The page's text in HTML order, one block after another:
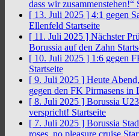
dass wir zusammenstehen!“
[ 13. Juli 2025 ] 4:1 gegen
Ellenfeld Startseite
[ 11. Juli 2025 ] Nächster
Borussia auf den Zahn
[ 10. Juli 2025 ] 1:6 gegen
Startseite
[ 9. Juli 2025 ] Heute
gegen den FK Pirmasens in
[ 8. Juli 2025 ] Borussia
verspricht! Startseite
[ 7. Juli 2025 ] Borussia
roses, no pleasure cruise